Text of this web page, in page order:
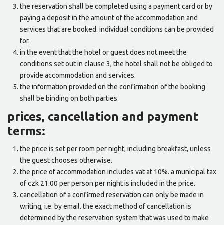
the reservation shall be completed using a payment card or by
paying a deposit in the amount of the accommodation and
services that are booked. individual conditions can be provided
for.
in the event that the hotel or guest does not meet the
conditions set out in clause 3, the hotel shall not be obliged to
provide accommodation and services.
the information provided on the confirmation of the booking
shall be binding on both parties
prices, cancellation and payment
terms:
the price is set per room per night, including breakfast, unless
the guest chooses otherwise.
the price of accommodation includes vat at 10%. a municipal tax
of czk 21.00 per person per night is included in the price.
cancellation of a confirmed reservation can only be made in
writing, i.e. by email. the exact method of cancellation is
determined by the reservation system that was used to make